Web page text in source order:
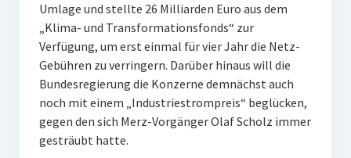
Umlage und stellte 26 Milliarden Euro aus dem
„Klima- und Transformationsfonds“ zur
Verfügung, um erst einmal für vier Jahr die Netz-
Gebühren zu verringern. Darüber hinaus will die
Bundesregierung die Konzerne demnächst auch
noch mit einem „Industriestrompreis“ beglücken,
gegen den sich Merz-Vorgänger Olaf Scholz immer
gesträubt hatte.